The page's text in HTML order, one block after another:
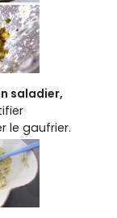
saladier,
le gaufrier.